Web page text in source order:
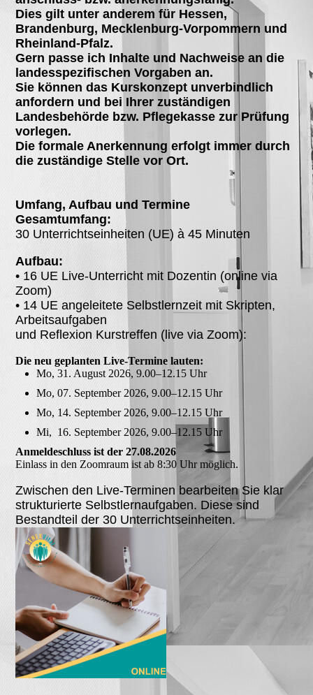
Dies gilt unter anderem für Hessen,
Brandenburg, Mecklenburg-Vorpommern und
Rheinland-Pfalz.
Gern passe ich Inhalte und Nachweise an die
landesspezifischen Vorgaben an.
Sie können das Kurskonzept unverbindlich
anfordern und bei Ihrer zuständigen
Landesbehörde bzw. Pflegekasse zur Prüfung
vorlegen.
Die formale Anerkennung erfolgt immer durch
die zuständige Stelle vor Ort.
Umfang, Aufbau und Termine
Gesamtumfang:
30 Unterrichtseinheiten (UE) à 45 Minuten
Aufbau:
• 16 UE Live-Unterricht mit Dozentin (online via
Zoom)
• 14 UE angeleitete Selbstlernzeit mit Skripten,
Arbeitsaufgaben
und Reflexion Kurstreffen (live via Zoom):
Die neu geplanten Live-Termine lauten:
Mo, 31. August 2026, 9.00–12.15 Uhr
Mo, 07. September 2026, 9.00–12.15 Uhr
Mo, 14. September 2026, 9.00–12.15 Uhr
Mi, 16. September 2026, 9.00–12.15 Uhr
Anmeldeschluss ist der 27.08.2026
Einlass in den Zoomraum ist ab 8:30 Uhr möglich.
Zwischen den Live-Terminen bearbeiten Sie klar
strukturierte Selbstlernaufgaben. Diese sind
Bestandteil der 30 Unterrichtseinheiten.